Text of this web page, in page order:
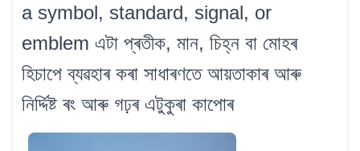
a symbol, standard, signal, or
emblem এটা প্ৰতীক, মান, চিহ্ন বা মোহৰ
হিচাপে ব্যৱহাৰ কৰা সাধাৰণতে আয়তাকাৰ আৰু
নিৰ্দ্দিষ্ট ৰং আৰু গঢ়ৰ এটুকুৰা কাপোৰ